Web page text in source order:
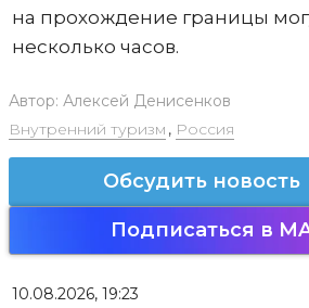
на прохождение границы
несколько часов.
Автор: Алексей Денисенков
Внутренний туризм , Россия
Обсудить новость
Подписаться в
10.08.2026, 19:23